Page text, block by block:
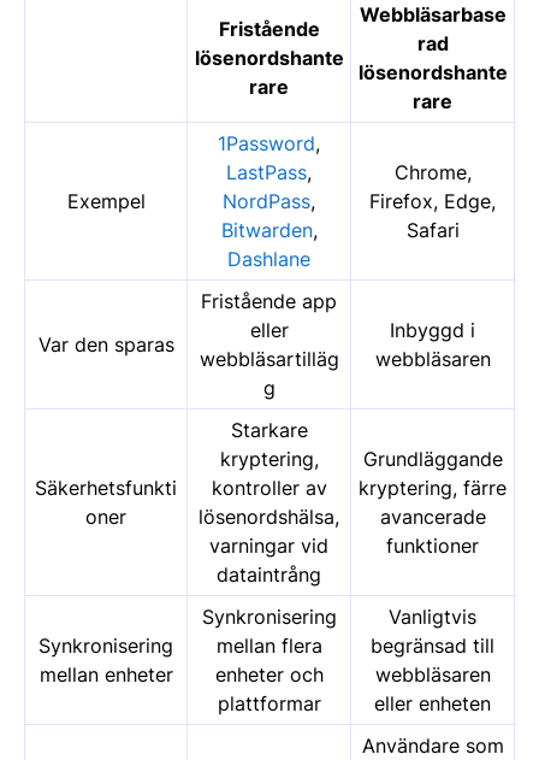
Fristående
lösenordshante
rare
Webbläsarbase
rad
lösenordshante
rare
Exempel
1Password,
LastPass,
NordPass,
Bitwarden,
Dashlane
Chrome,
Firefox, Edge,
Safari
Var den sparas
Fristående app
eller
webbläsartilläg
g
Inbyggd i
webbläsaren
Säkerhetsfunkti
oner
Starkare
kryptering,
kontroller av
lösenordshälsa,
varningar vid
dataintrång
Grundläggande
kryptering, färre
avancerade
funktioner
Synkronisering
mellan enheter
Synkronisering
mellan flera
enheter och
plattformar
Vanligtvis
begränsad till
webbläsaren
eller enheten
Användare som